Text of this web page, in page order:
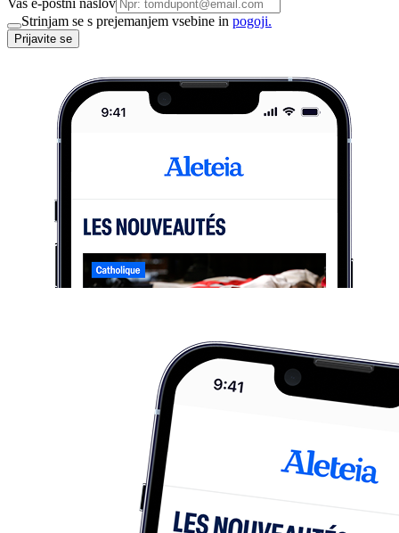
Vaš e-poštni naslov
Strinjam se s prejemanjem vsebine in pogoji.
Prijavite se